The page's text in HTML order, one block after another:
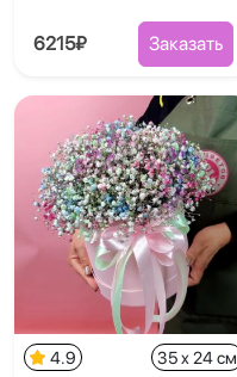
6215₽ Заказать
4.9 35 x 24 см